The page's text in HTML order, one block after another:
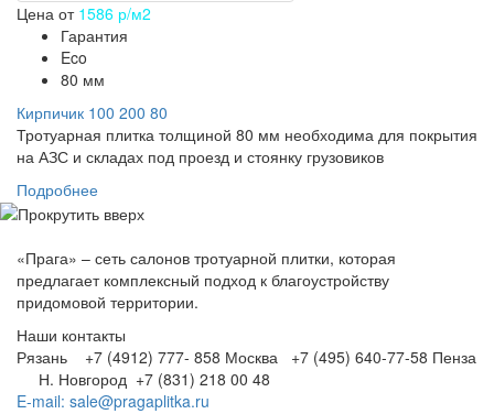
Цена от 1586 р/м2
Гарантия
Eco
80 мм
Кирпичик 100 200 80
Тротуарная плитка толщиной 80 мм необходима для покрытия
на АЗС и складах под проезд и стоянку грузовиков
Подробнее
«Прага» – сеть салонов тротуарной плитки, которая
предлагает комплексный подход к благоустройству
придомовой территории.
Наши контакты
Рязань +7 (4912) 777- 858 Москва +7 (495) 640-77-58 Пенза
Н. Новгород +7 (831) 218 00 48
E-mail: sale@pragaplitka.ru